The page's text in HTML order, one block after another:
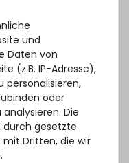
erweitert Ihren
Garantien bleiben
Falle eines
eintritt
in Anspruch
jeweiligen
und
Daten von
(z.B. IP-Adresse),
personalisieren,
oder
Die
gesetzte
mit Dritten, die wir